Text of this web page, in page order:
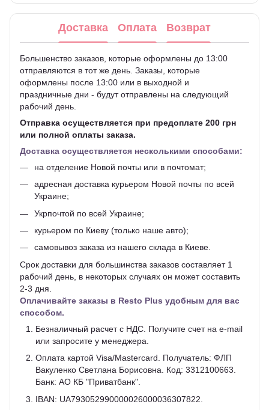
Доставка Оплата Возврат
Большенство заказов, которые оформлены до 13:00
отправляются в тот же день. Заказы, которые
оформлены после 13:00 или в выходной и
праздничные дни - будут отправлены на следующий
рабочий день.
Отправка осуществляется при предоплате 200 грн
или полной оплаты заказа.
Доставка осуществляется несколькими способами:
на отделение Новой почты или в почтомат;
адресная доставка курьером Новой почты по всей
Украине;
Укрпочтой по всей Украине;
курьером по Киеву (только наше авто);
самовывоз заказа из нашего склада в Киеве.
Срок доставки для большинства заказов составляет 1
рабочий день, в некоторых случаях он может составить
2-3 дня.
Оплачивайте заказы в Resto Plus удобным для вас
способом.
Безналичный расчет с НДС. Получите счет на e-mail
или запросите у менеджера.
Оплата картой Visa/Mastercard. Получатель: ФЛП
Вакуленко Светлана Борисовна. Код: 3312100663.
Банк: АО КБ "Приватбанк".
IBAN: UA793052990000026000036307822.